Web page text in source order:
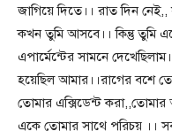
জাগিয়ে দিতে।। রাত দিন নেই,,
কখন তুমি আসবে।। কিন্তু তুমি
এপার্মেন্টের সামনে
হয়েছিল আমার।।রাগের বশে
তোমার এক্সিডেন্ট
একে তোমার সাথে পরিচয় ।।